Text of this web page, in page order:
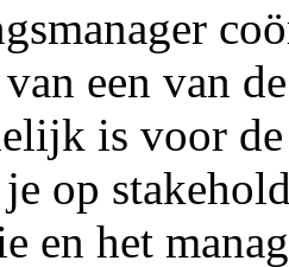
een van
is voor
op
en het